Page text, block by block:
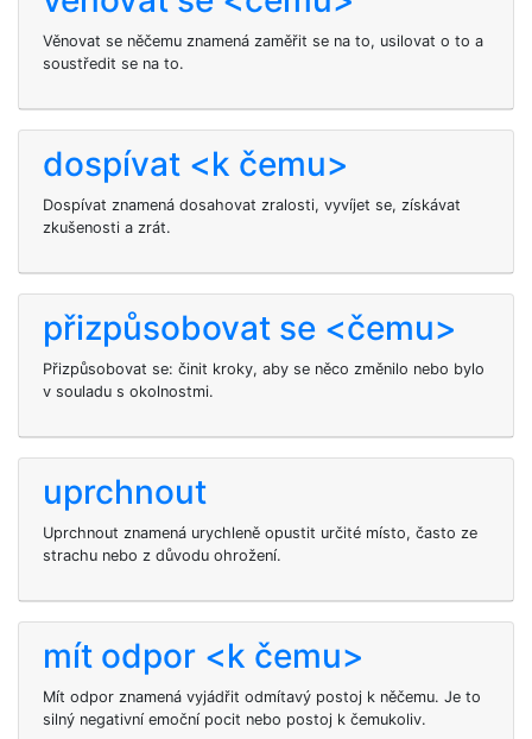
Věnovat se něčemu znamená zaměřit se na to, usilovat o to a
soustředit se na to.
dospívat <k čemu>
Dospívat znamená dosahovat zralosti, vyvíjet se, získávat
zkušenosti a zrát.
přizpůsobovat se <čemu>
Přizpůsobovat se: činit kroky, aby se něco změnilo nebo bylo
v souladu s okolnostmi.
uprchnout
Uprchnout znamená urychleně opustit určité místo, často ze
strachu nebo z důvodu ohrožení.
mít odpor <k čemu>
Mít odpor znamená vyjádřit odmítavý postoj k něčemu. Je to
silný negativní emoční pocit nebo postoj k čemukoliv.